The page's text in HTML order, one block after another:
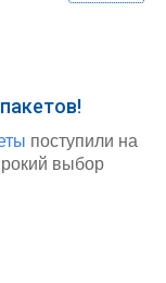
поступили на
выбор